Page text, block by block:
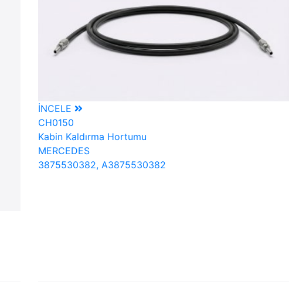
İNCELE
CH0150
Kabin Kaldırma Hortumu
MERCEDES
3875530382, A3875530382